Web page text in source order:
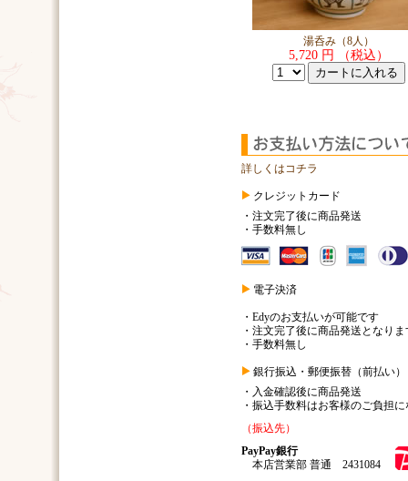
湯呑み（8人）
5,720 円 （税込）
詳しくはコチラ
クレジットカード
・注文完了後に商品発送
・手数料無し
電子決済
・Edyのお支払いが可能です
・注文完了後に商品発送となりま
・手数料無し
銀行振込・郵便振替（前払い）
・入金確認後に商品発送
・振込手数料はお客様のご負担
（振込先）
PayPay銀行
本店営業部 普通 2431084